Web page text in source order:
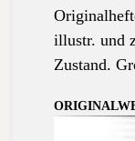
illustr. und
Zustand.